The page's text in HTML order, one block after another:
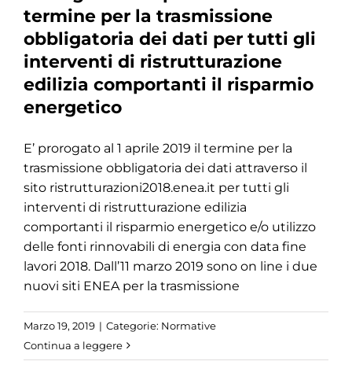
termine per la trasmissione
obbligatoria dei dati per tutti gli
interventi di ristrutturazione
edilizia comportanti il risparmio
energetico
E’ prorogato al 1 aprile 2019 il termine per la
trasmissione obbligatoria dei dati attraverso il
sito ristrutturazioni2018.enea.it per tutti gli
interventi di ristrutturazione edilizia
comportanti il risparmio energetico e/o utilizzo
delle fonti rinnovabili di energia con data fine
lavori 2018. Dall’11 marzo 2019 sono on line i due
nuovi siti ENEA per la trasmissione
Marzo 19, 2019 | Categorie: Normative
Continua a leggere